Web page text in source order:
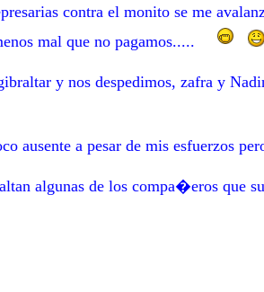
contra el monito se me
mal que no pagamos.....
y nos despedimos, zafra y
ausente a pesar de mis esfuerzos
algunas de los compa�eros que